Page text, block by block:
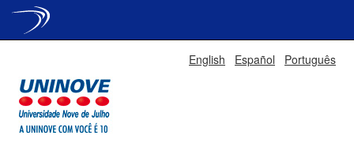
English Español Português